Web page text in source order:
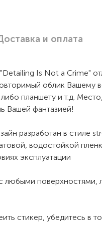
и оплата
Is Not a Crime"
облик Вашему
планшету и т.д.
Вашей фантазией!
разработан в стиле
водостойкой
эксплуатации
любыми поверхностями,
стикер, убедитесь в